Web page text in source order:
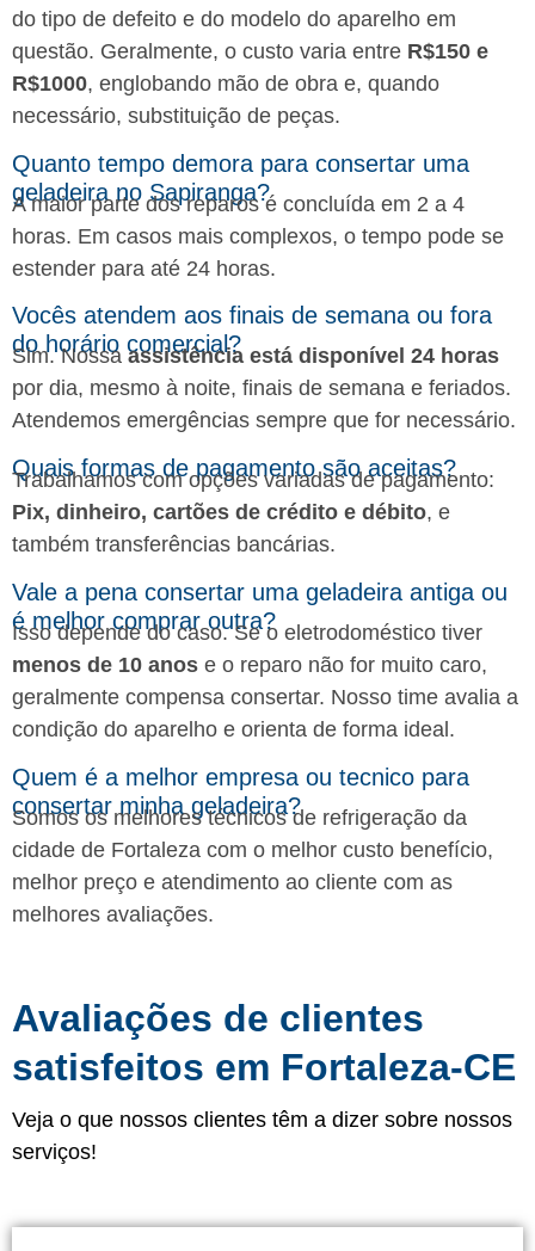
do tipo de defeito e do modelo do aparelho em
questão. Geralmente, o custo varia entre R$150 e
R$1000, englobando mão de obra e, quando
necessário, substituição de peças.
Quanto tempo demora para consertar uma
geladeira no Sapiranga?
A maior parte dos reparos é concluída em 2 a 4
horas. Em casos mais complexos, o tempo pode se
estender para até 24 horas.
Vocês atendem aos finais de semana ou fora
do horário comercial?
Sim. Nossa assistência está disponível 24 horas
por dia, mesmo à noite, finais de semana e feriados.
Atendemos emergências sempre que for necessário.
Quais formas de pagamento são aceitas?
Trabalhamos com opções variadas de pagamento:
Pix, dinheiro, cartões de crédito e débito, e
também transferências bancárias.
Vale a pena consertar uma geladeira antiga ou
é melhor comprar outra?
Isso depende do caso. Se o eletrodoméstico tiver
menos de 10 anos e o reparo não for muito caro,
geralmente compensa consertar. Nosso time avalia a
condição do aparelho e orienta de forma ideal.
Quem é a melhor empresa ou tecnico para
consertar minha geladeira?
Somos os melhores técnicos de refrigeração da
cidade de Fortaleza com o melhor custo benefício,
melhor preço e atendimento ao cliente com as
melhores avaliações.
Avaliações de clientes
satisfeitos em Fortaleza-CE
Veja o que nossos clientes têm a dizer sobre nossos
serviços!